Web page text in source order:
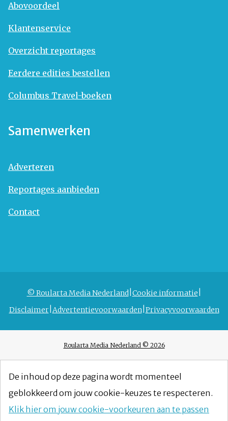
Abovoordeel
Klantenservice
Overzicht reportages
Eerdere edities bestellen
Columbus Travel-boeken
Samenwerken
Adverteren
Reportages aanbieden
Contact
© Roularta Media Nederland Cookie informatie
Disclaimer Advertentievoorwaarden Privacyvoorwaarden
Roularta Media Nederland © 2026
De inhoud op deze pagina wordt momenteel
geblokkeerd om jouw cookie-keuzes te respecteren.
Klik hier om jouw cookie-voorkeuren aan te passen